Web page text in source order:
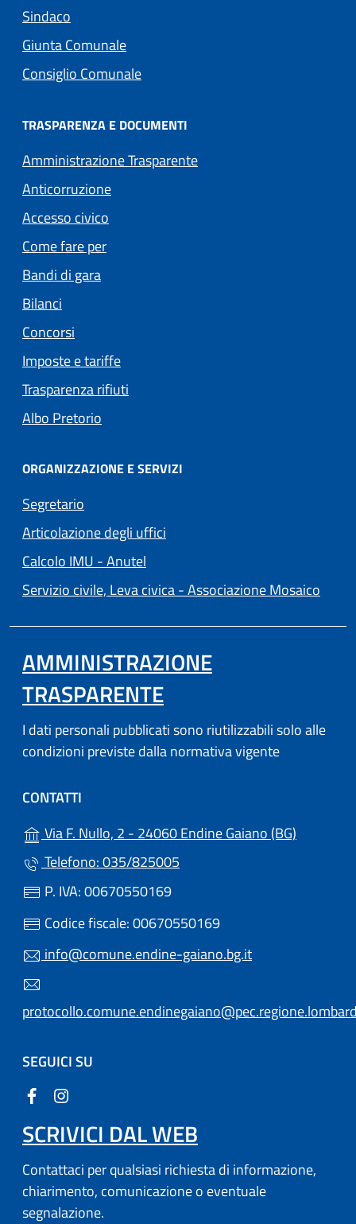
Sindaco
Giunta Comunale
Consiglio Comunale
TRASPARENZA E DOCUMENTI
Amministrazione Trasparente
Anticorruzione
Accesso civico
Come fare per
Bandi di gara
Bilanci
Concorsi
Imposte e tariffe
Trasparenza rifiuti
Albo Pretorio
ORGANIZZAZIONE E SERVIZI
Segretario
Articolazione degli uffici
Calcolo IMU - Anutel
Servizio civile, Leva civica - Associazione Mosaico
AMMINISTRAZIONE
TRASPARENTE
I dati personali pubblicati sono riutilizzabili solo alle
condizioni previste dalla normativa vigente
CONTATTI
Via F. Nullo, 2 - 24060 Endine Gaiano (BG)
Telefono: 035/825005
P. IVA: 00670550169
Codice fiscale: 00670550169
info@comune.endine-gaiano.bg.it
SEGUICI SU
SCRIVICI DAL WEB
Contattaci per qualsiasi richiesta di informazione,
chiarimento, comunicazione o eventuale
segnalazione.